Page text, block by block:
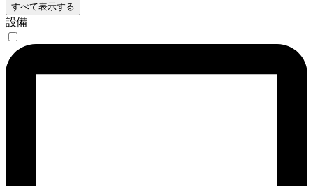
すべて表示する
設備